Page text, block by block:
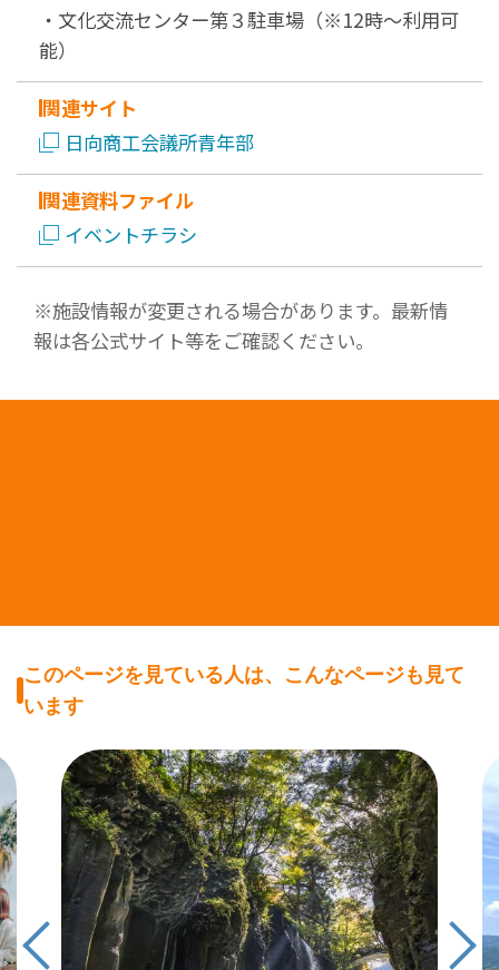
・文化交流センター第３駐車場（※12時～利用可
能）
関連サイト
日向商工会議所青年部
関連資料ファイル
イベントチラシ
※施設情報が変更される場合があります。最新情
報は各公式サイト等をご確認ください。
このページを見ている人は、こんなページも見て
います